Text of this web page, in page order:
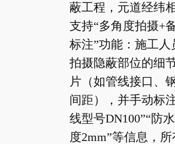
蔽工程，元道经纬
支持“多角度拍摄+
标注”功能：施工人
拍摄隐蔽部位的细
片（如管线接口、
间距），并手动标
线型号DN100”“防
度2mm”等信息，所